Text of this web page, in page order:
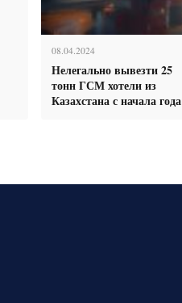
08.04.2024
Нелегально вывезти 25
тонн ГСМ хотели из
Казахстана с начала года